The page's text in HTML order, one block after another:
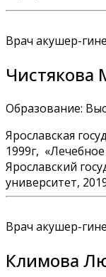
Врач акушер-
Чистякова
Образование:
Ярославская
1999г,
Ярославский
университет,
Врач акушер-
Климова